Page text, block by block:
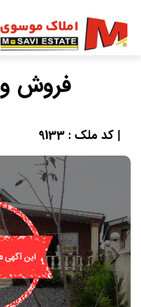
فروش
| کد ملک : 9133